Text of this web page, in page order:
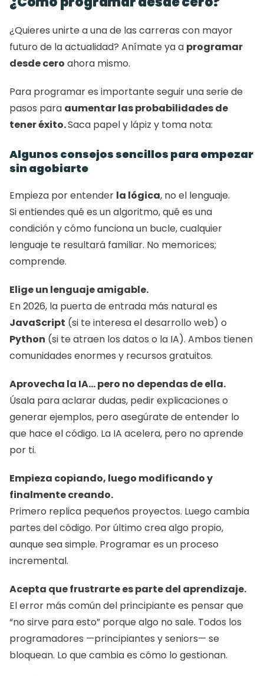
¿Quieres unirte a una de las carreras con mayor
futuro de la actualidad? Anímate ya a programar
desde cero ahora mismo.
Para programar es importante seguir una serie de
pasos para aumentar las probabilidades de
tener éxito. Saca papel y lápiz y toma nota:
Algunos consejos sencillos para empezar
sin agobiarte
Empieza por entender la lógica, no el lenguaje.
Si entiendes qué es un algoritmo, qué es una
condición y cómo funciona un bucle, cualquier
lenguaje te resultará familiar. No memorices;
comprende.
Elige un lenguaje amigable.
JavaScript
Python (si te atraen los datos o la IA). Ambos tienen
comunidades enormes y recursos gratuitos.
Aprovecha la IA… pero no dependas de ella.
Úsala para aclarar dudas, pedir explicaciones o
generar ejemplos, pero asegúrate de entender lo
que hace el código. La IA acelera, pero no aprende
por ti.
Empieza copiando, luego modificando y
finalmente creando.
Primero replica pequeños proyectos. Luego cambia
partes del código. Por último crea algo propio,
aunque sea simple. Programar es un proceso
incremental.
Acepta que frustrarte es parte del aprendizaje.
El error más común del principiante es pensar que
“no sirve para esto” porque algo no sale. Todos los
programadores —principiantes y seniors— se
bloquean. Lo que cambia es cómo lo gestionan.